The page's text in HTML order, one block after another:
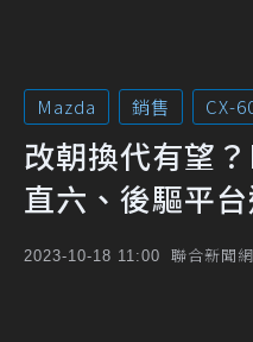
Mazda 銷售 CX-
改朝換代有望
直六、後驅平
2023-10-18 11:00 聯合新聞